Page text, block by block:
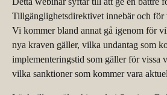
Tillgänglighetsdirektivet innebär och för
Vi kommer bland annat gå igenom för
nya kraven gäller, vilka undantag som
implementeringstid som gäller för vissa
vilka sanktioner som kommer vara